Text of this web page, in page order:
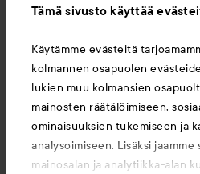
Tämä sivusto käyttää
Käytämme evästeitä
kolmannen osapuolen
lukien muu kolmansien
mainosten räätälöimiseen,
ominaisuuksien tukemiseen ja
analysoimiseen. Lisäksi jaamme
mainosalan ja analytiikka-alan
Saattaisit myös tykätä